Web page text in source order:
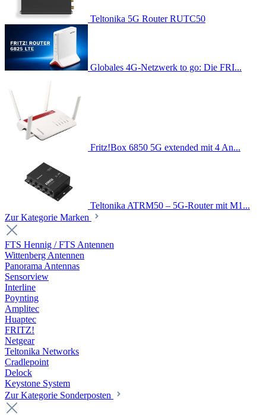
Teltonika 5G Router RUTC50
Globales 4G-Netzwerk to go: Die FRI...
Fritz!Box 6850 5G extended mit 4 An...
Teltonika ATRM50 – 5G-Router mit M1...
Zur Kategorie Marken
FTS Hennig / FTS Antennen
Wittenberg Antennen
Panorama Antennas
Sensorview
Interline
Poynting
Amplitec
Huaptec
FRITZ!
Netgear
Teltonika Networks
Cradlepoint
Delock
Keystone System
Zur Kategorie Sonderposten